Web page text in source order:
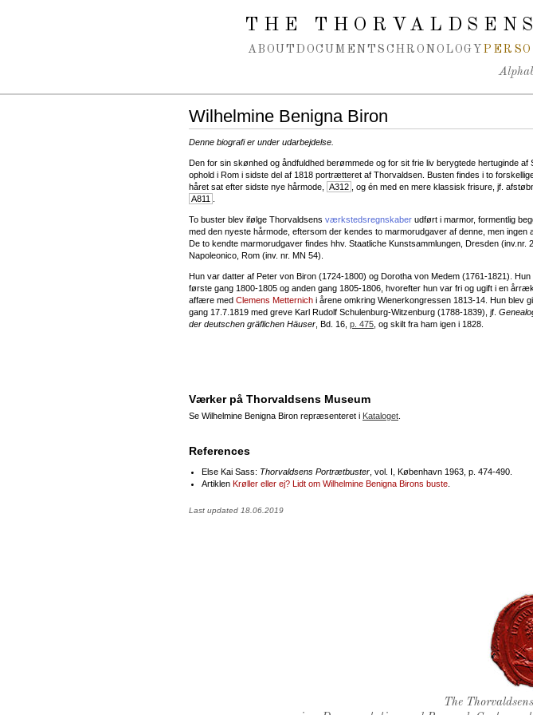
THE
ABOUT DOCUMENTS CHRONOLOGY
Wilhelmine Benigna Biron
Denne biografi er under udarbejdelse.
Den for sin skønhed og åndfuldhed berømmede og for sit frie liv berygtede hertuginde af
ophold i Rom i sidste del af 1818 portrætteret af Thorvaldsen. Busten findes i to
håret sat efter sidste nye hårmode,
A312 , og én med en mere klassisk frisure, jf.
A811
To buster blev ifølge Thorvaldsens værkstedsregnskaber udført i marmor, formentlig
med den nyeste hårmode, eftersom der kendes to marmorudgaver af denne, men ingen
De to kendte marmorudgaver findes hhv. Staatliche Kunstsammlungen, Dresden (inv.nr.
Napoleonico, Rom (inv. nr. MN 54).
Hun var datter af Peter von Biron (1724-1800) og Dorotha von Medem (1761-1821). Hun
første gang 1800-1805 og anden gang 1805-1806, hvorefter hun var fri og ugift i en
affære med Clemens Metternich i årene omkring Wienerkongressen 1813-14. Hun blev
gang 17.7.1819 med greve Karl Rudolf Schulenburg-Witzenburg (1788-1839), jf.
der deutschen gräflichen Häuser , Bd. 16, p. 475 , og skilt fra ham igen i 1828.
Værker på Thorvaldsens Museum
Se Wilhelmine Benigna Biron repræsenteret i Kataloget
References
Else Kai Sass: Thorvaldsens Portrætbuster , vol. I, København 1963, p. 474-490.
Artiklen Krøller eller ej? Lidt om Wilhelmine Benigna Birons buste
Last updated 18.06.2019
The